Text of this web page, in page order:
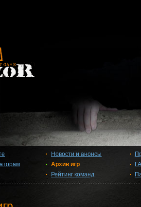
Новости и анонсы
Архив игр
Рейтинг команд